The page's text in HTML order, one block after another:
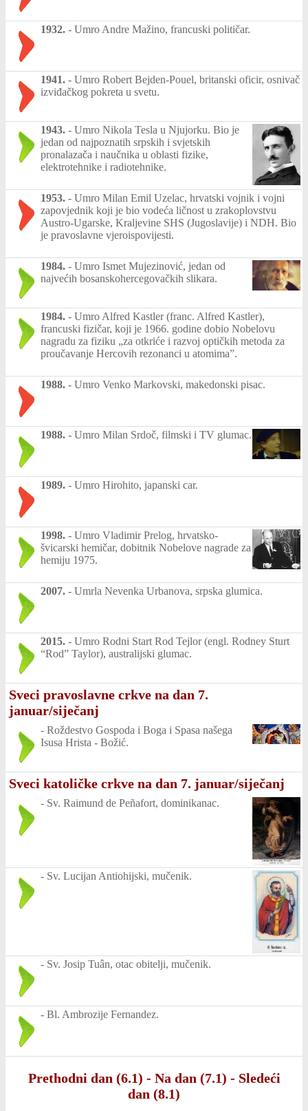
1932. - Umro Andre Mažino, francuski političar.
1941. - Umro Robert Bejden-Pouel, britanski oficir, osnivač
izviđačkog pokreta u svetu.
1943. - Umro Nikola Tesla u Njujorku. Bio je
jedan od najpoznatih srpskih i svjetskih
pronalazača i naučnika u oblasti fizike,
elektrotehnike i radiotehnike.
1953. - Umro Milan Emil Uzelac, hrvatski vojnik i vojni
zapovjednik koji je bio vodeća ličnost u zrakoplovstvu
Austro-Ugarske, Kraljevine SHS (Jugoslavije) i NDH. Bio
je pravoslavne vjeroispovijesti.
1984. - Umro Ismet Mujezinović, jedan od
najvećih bosanskohercegovačkih slikara.
1984. - Umro Alfred Kastler (franc. Alfred Kastler),
francuski fizičar, koji je 1966. godine dobio Nobelovu
nagradu za fiziku „za otkriće i razvoj optičkih metoda za
proučavanje Hercovih rezonanci u atomima”.
1988. - Umro Venko Markovski, makedonski pisac.
1988. - Umro Milan Srdoč, filmski i TV glumac.
1989. - Umro Hirohito, japanski car.
1998. - Umro Vladimir Prelog, hrvatsko-
švicarski hemičar, dobitnik Nobelove nagrade za
hemiju 1975.
2007. - Umrla Nevenka Urbanova, srpska glumica.
2015. - Umro Rodni Start Rod Tejlor (engl. Rodney Sturt
“Rod” Taylor), australijski glumac.
Sveci pravoslavne crkve na dan 7.
januar/siječanj
- Roždestvo Gospoda i Boga i Spasa našega
Isusa Hrista - Božić.
Sveci katoličke crkve na dan 7. januar/siječanj
- Sv. Raimund de Peñafort, dominikanac.
- Sv. Lucijan Antiohijski, mučenik.
- Sv. Josip Tuân, otac obitelji, mučenik.
- Bl. Ambrozije Fernandez.
Prethodni dan (6.1) - Na dan (7.1) - Sledeći
dan (8.1)